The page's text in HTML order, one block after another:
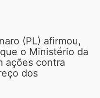
(PL) afirmou,
o Ministério da
ações contra
dos